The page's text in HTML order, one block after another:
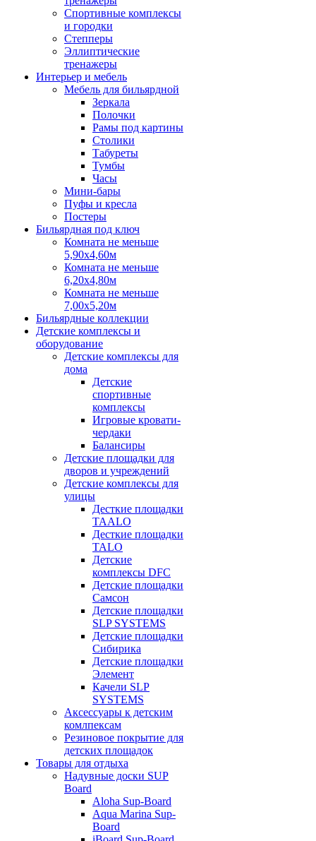
Спортивные комплексы
и городки
Степперы
Эллиптические
тренажеры
Интерьер и мебель
Мебель для бильярдной
Зеркала
Полочки
Рамы под картины
Столики
Табуреты
Тумбы
Часы
Мини-бары
Пуфы и кресла
Постеры
Бильярдная под ключ
Комната не меньше
5,90х4,60м
Комната не меньше
6,20х4,80м
Комната не меньше
7,00х5,20м
Бильярдные коллекции
Детские комплексы и
оборудование
Детские комплексы для
дома
Детские
спортивные
комплексы
Игровые кровати-
чердаки
Балансиры
Детские площадки для
дворов и учреждений
Детские комплексы для
улицы
Десткие площадки
TAALO
Десткие площадки
TALO
Детские
комплексы DFC
Детские площадки
Самсон
Детские площадки
SLP SYSTEMS
Детские площадки
Сибирика
Детские площадки
Элемент
Качели SLP
SYSTEMS
Аксессуары к детским
комлпексам
Резиновое покрытие для
детских площадок
Товары для отдыха
Надувные доски SUP
Board
Aloha Sup-Board
Aqua Marina Sup-
Board